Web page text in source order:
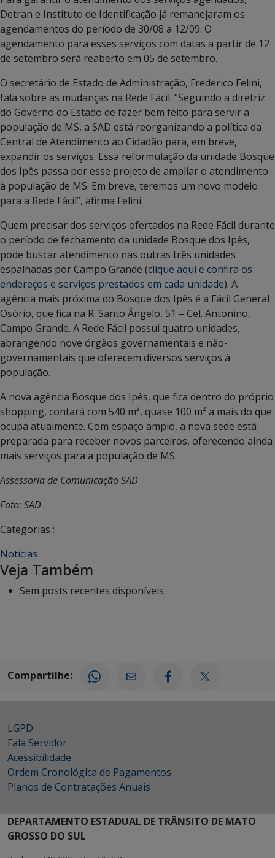
Detran e Instituto de Identificação já remanejaram os
agendamentos do período de 30/08 a 12/09. O
agendamento para esses serviços com datas a partir de 12
de setembro será reaberto em 05 de setembro.
O secretário de Estado de Administração, Frederico Felini,
fala sobre as mudanças na Rede Fácil. “Seguindo a diretriz
do Governo do Estado de fazer bem feito para servir a
população de MS, a SAD está reorganizando a política da
Central de Atendimento ao Cidadão para, em breve,
expandir os serviços. Essa reformulação da unidade Bosque
dos Ipês passa por esse projeto de ampliar o atendimento
à população de MS. Em breve, teremos um novo modelo
para a Rede Fácil”, afirma Felini.
Quem precisar dos serviços ofertados na Rede Fácil durante
o período de fechamento da unidade Bosque dos Ipês,
pode buscar atendimento nas outras três unidades
espalhadas por Campo Grande (clique aqui e confira os
endereços e serviços prestados em cada unidade). A
agência mais próxima do Bosque dos Ipês é a Fácil General
Osório, que fica na R. Santo Ângelo, 51 – Cel. Antonino,
Campo Grande. A Rede Fácil possui quatro unidades,
abrangendo nove órgãos governamentais e não-
governamentais que oferecem diversos serviços à
população.
A nova agência Bosque dos Ipês, que fica dentro do próprio
shopping, contará com 540 m², quase 100 m² a mais do que
ocupa atualmente. Com espaço amplo, a nova sede está
preparada para receber novos parceiros, oferecendo ainda
mais serviços para a população de MS.
Assessoria de Comunicação SAD
Foto: SAD
Categorias :
Notícias
Veja Também
Sem posts recentes disponíveis.
Compartilhe:
LGPD
Fala Servidor
Acessibilidade
Ordem Cronológica de Pagamentos
Planos de Contratações Anuais
DEPARTAMENTO ESTADUAL DE TRÂNSITO DE MATO
GROSSO DO SUL